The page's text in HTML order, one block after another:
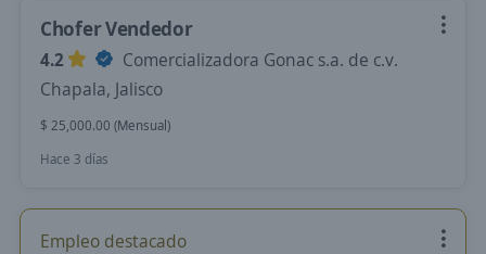
Chofer Vendedor
4.2
Comercializadora Gonac s.a. de c.v.
Chapala, Jalisco
$ 25,000.00 (Mensual)
Hace 3 días
Empleo destacado